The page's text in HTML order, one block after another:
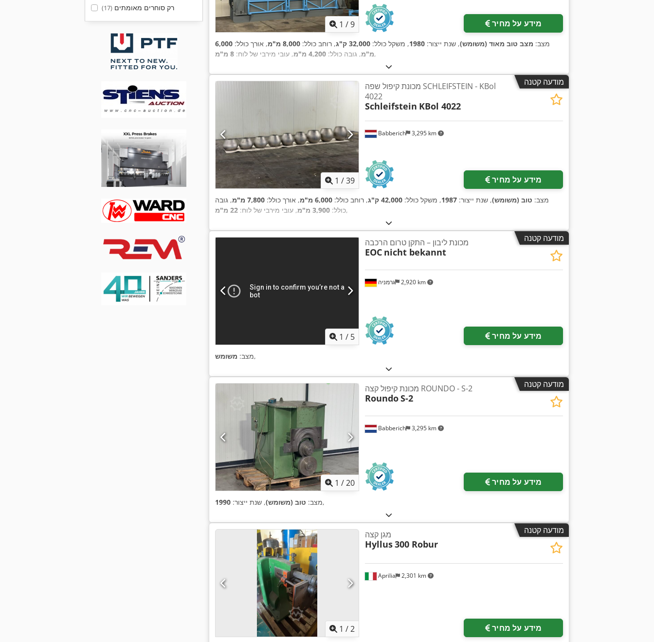
רק סוחרים מאומתים(17)
1 /9 מידע על מחיר
מצב: מצב טוב מאוד (משומש), שנת ייצור: 1980, משקל כולל: 32,000 ק"ג , רוחב כולל: 8,000 מ"מ , אורך כולל: 6,000
מ"מ, גובה כולל: 4,200 מ"מ , עובי מירבי של לוח: 8 מ"מ ,
מודעה קטנה
1 /39
Babberich 3,295 km
מכונת קיפול שפה SCHLEIFSTEIN - KBol
4022
Schleifstein KBol 4022
מידע על מחיר
מצב: טוב (משומש), שנת ייצור: 1987, משקל כולל: 42,000 ק"ג , רוחב כולל: 6,000 מ"מ , אורך כולל: 7,800 מ"מ
, גובה
כולל: 3,900 מ"מ , עובי מירבי של לוח: 22 מ"מ ,
מודעה קטנה
1 / 5
גרמניה 2,920 km
מכונת ליבון – התקן טרום הרכבה
EOC nicht bekannt
מידע על מחיר
מצב: משומש ,
מודעה קטנה
1 /20
Babberich 3,295 km
מכונת קיפול קצה ROUNDO - S-2
RoundoS-2
מידע על מחיר
מצב: טוב (משומש), שנת ייצור: 1990 ,
מודעה קטנה
1 /2
Aprilia 2,301 km
מגן קצה
Hyllus300 Robur
מידע על מחיר